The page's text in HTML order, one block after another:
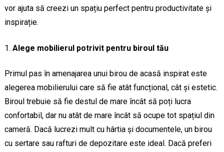
vor ajuta să creezi un spațiu perfect pentru productivitate și
inspirație.
Alege mobilierul potrivit pentru biroul tău
Primul pas în amenajarea unui birou de acasă inspirat este
alegerea mobilierului care să fie atât funcțional, cât și estetic.
Biroul trebuie să fie destul de mare încât să poți lucra
confortabil, dar nu atât de mare încât să ocupe tot spațiul din
cameră. Dacă lucrezi mult cu hârtia și documentele, un birou
cu sertare sau rafturi de depozitare este ideal. Dacă preferi